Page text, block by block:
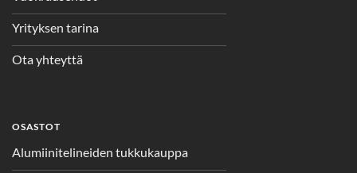
Yrityksen tarina
Ota yhteyttä
OSASTOT
Alumiinitelineiden tukkukauppa